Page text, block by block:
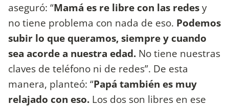
aseguró: “Mamá es re libre con las redesy
no tiene problema con nada de eso. Podemos
subir lo que queramos, siempre y cuando
sea acorde a nuestra edad. No tiene nuestras
claves de teléfono ni de redes”. De esta
manera, planteó: “Papá también es muy
relajado con eso. Los dos son libres en ese